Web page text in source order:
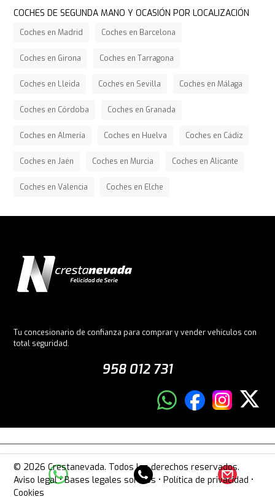
COCHES DE SEGUNDA MANO Y OCASIÓN POR LOCALIZACIÓN
Coches en Madrid Coches en Barcelona
Coches en Girona Coches en Tarragona
Coches en Lleida Coches en Sevilla Coches en Málaga
Coches en Córdoba Coches en Granada
Coches en Almería Coches en Huelva Coches en Cádiz
Coches en Jaén Coches en Murcia Coches en Alicante
Coches en Valencia Coches en Elche
Tu concesionario de confianza para comprar y vender vehículos con
total seguridad.
958 012 731
© 2026 Crestanevada. Todos los derechos reservados.
Aviso legal•Bases legales sorteos •Política de privacidad •
Cookies